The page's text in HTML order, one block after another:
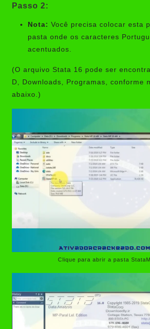
Passo 2:
Nota: Você precisa colocar esta
pasta onde os caracteres
acentuados.
(O arquivo Stata 16 pode ser
D, Downloads, Programas, conforme
abaixo.)
Clique para abrir a pasta